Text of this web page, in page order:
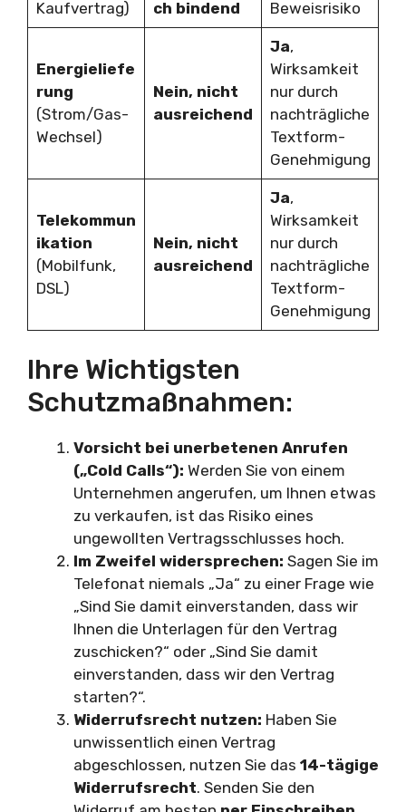
Kaufvertrag) ch bindend Beweisrisiko
Energieliefe
rung
(Strom/Gas-
Wechsel)
Nein, nicht
ausreichend
Ja,
Wirksamkeit
nur durch
nachträgliche
Textform-
Genehmigung
Telekommun
ikation
(Mobilfunk,
DSL)
Nein, nicht
ausreichend
Ja,
Wirksamkeit
nur durch
nachträgliche
Textform-
Genehmigung
Ihre Wichtigsten
Schutzmaßnahmen:
Vorsicht bei unerbetenen Anrufen
(„Cold Calls“): Werden Sie von einem
Unternehmen angerufen, um Ihnen etwas
zu verkaufen, ist das Risiko eines
ungewollten Vertragsschlusses hoch.
Im Zweifel widersprechen: Sagen Sie im
Telefonat niemals „Ja“ zu einer Frage wie
„Sind Sie damit einverstanden, dass wir
Ihnen die Unterlagen für den Vertrag
zuschicken?“ oder „Sind Sie damit
einverstanden, dass wir den Vertrag
starten?“.
Widerrufsrecht nutzen: Haben Sie
unwissentlich einen Vertrag
abgeschlossen, nutzen Sie das 14-tägige
Widerrufsrecht. Senden Sie den